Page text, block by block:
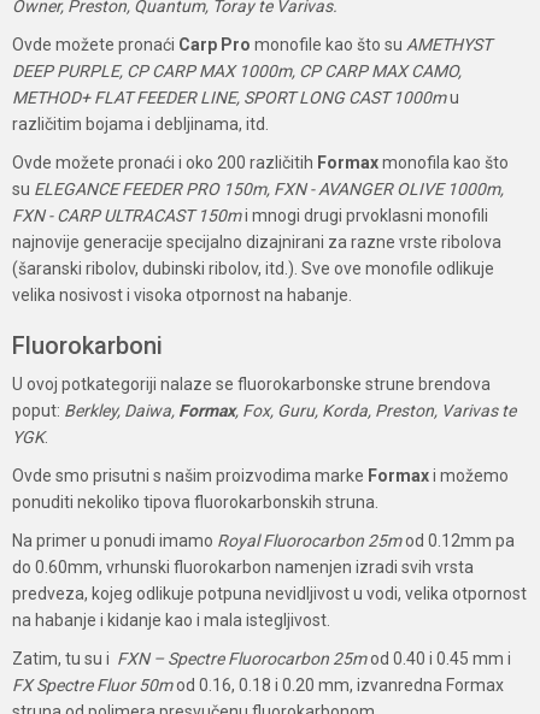
Owner, Preston, Quantum, Toray te Varivas.
Ovde možete pronaći Carp Pro monofile kao što su AMETHYST
DEEP PURPLE, CP CARP MAX 1000m, CP CARP MAX CAMO,
METHOD+ FLAT FEEDER LINE, SPORT LONG CAST 1000mu
različitim bojama i debljinama, itd.
Ovde možete pronaći i oko 200 različitih Formaxmonofila kao što
su ELEGANCE FEEDER PRO 150m, FXN - AVANGER OLIVE 1000m,
FXN - CARP ULTRACAST 150mi mnogi drugi prvoklasni monofili
najnovije generacije specijalno dizajnirani za razne vrste ribolova
(šaranski ribolov, dubinski ribolov, itd.). Sve ove monofile odlikuje
velika nosivost i visoka otpornost na habanje.
Fluorokarboni
U ovoj potkategoriji nalaze se fluorokarbonske strune brendova
poput: Berkley, Daiwa, Formax, Fox, Guru, Korda, Preston, Varivas te
YGK.
Ovde smo prisutni s našim proizvodima marke Formaxi možemo
ponuditi nekoliko tipova fluorokarbonskih struna.
Na primer u ponudi imamo Royal Fluorocarbon 25mod 0.12mm pa
do 0.60mm, vrhunski fluorokarbon namenjen izradi svih vrsta
predveza, kojeg odlikuje potpuna nevidljivost u vodi, velika otpornost
na habanje i kidanje kao i mala istegljivost.
Zatim, tu su i FXN – Spectre Fluorocarbon 25mod 0.40 i 0.45 mm i
FX Spectre Fluor 50mod 0.16, 0.18 i 0.20 mm, izvanredna Formax